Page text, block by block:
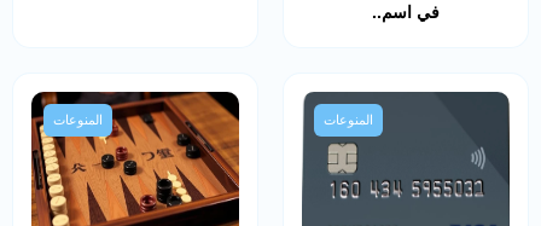
في اسم..
المنوعات المنوعات